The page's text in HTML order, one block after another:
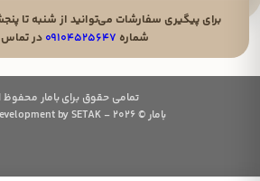
شماره ۰۹۱۰۴۵۲۵۶۴۷در تماس
تمامی حقوق برای بامار
بامار © 2026 - Design & Development by SETAK